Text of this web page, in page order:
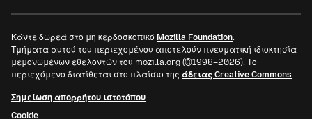
Κάντε δωρεά στο μη κερδοσκοπικό Mozilla Foundation.
Τμήματα αυτού του περιεχομένου αποτελούν πνευματική ιδιοκτησία
μεμονωμένων εθελοντών του mozilla.org (©1998–2026). Το
περιεχόμενο διατίθεται στο πλαίσιο της άδειας Creative Commons.
Σημείωση απορρήτου ιστοτόπου
Cookie